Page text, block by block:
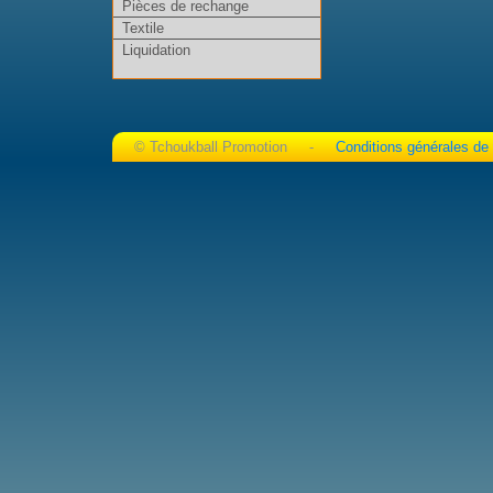
Pièces de rechange
Textile
Liquidation
© Tchoukball Promotion - Conditions générales de